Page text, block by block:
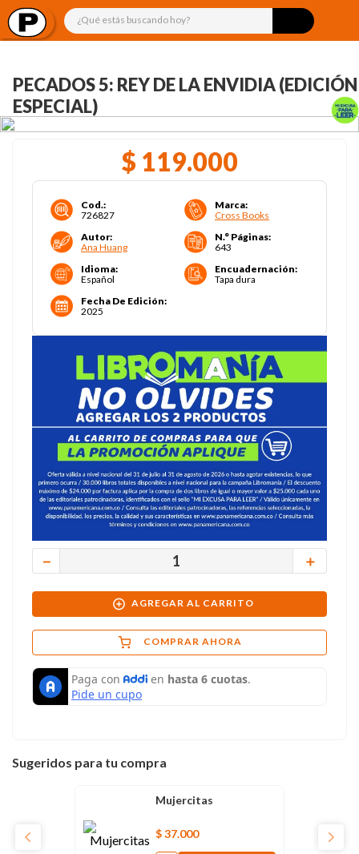
¿Qué estás buscando hoy?
PECADOS 5: REY DE LA ENVIDIA (EDICIÓN
ESPECIAL)
$ 119.000
Cod.:
726827
Marca:
Cross Books
Autor:
Ana Huang
N.° Páginas:
643
Idioma:
Español
Encuadernación:
Tapa dura
Fecha De Edición:
2025
＋
－
AGREGAR AL CARRITO
COMPRAR AHORA
Sugeridos para tu compra
Mujercitas
$37.000